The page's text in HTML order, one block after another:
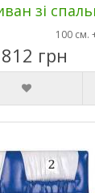
зі
100 см.
грн